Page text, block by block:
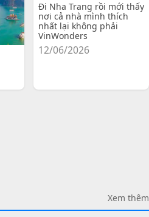
Đi Nha Trang rồi mới thấy
nơi cả nhà mình thích
nhất lại không phải
VinWonders
12/06/2026
Xem thêm